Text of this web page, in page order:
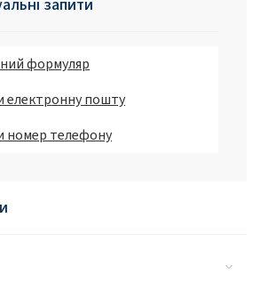
(поліпропіленгліколь)
формуляр
електронну пошту
номер телефону